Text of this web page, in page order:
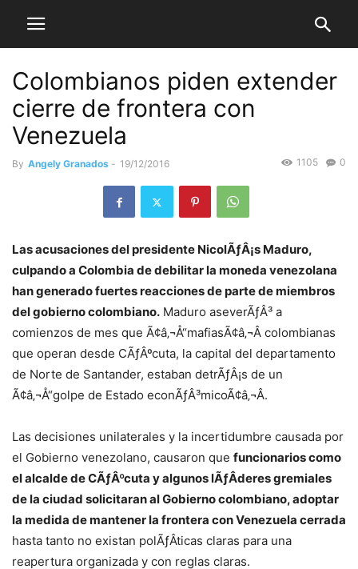
Colombianos piden extender
cierre de frontera con
Venezuela
By Angely Granados - 19/12/2016 0
1105
Las acusaciones del presidente NicolÃƒÂ¡s Maduro,
culpando a Colombia de debilitar la moneda venezolana
han generado fuertes reacciones de parte de miembros
del gobierno colombiano. Maduro aseverÃƒÂ³ a
comienzos de mes que Ã¢â‚¬Å“mafiasÃ¢â‚¬Â colombianas
que operan desde CÃƒÂºcuta, la capital del departamento
de Norte de Santander, estaban detrÃƒÂ¡s de un
Ã¢â‚¬Å“golpe de Estado econÃƒÂ³micoÃ¢â‚¬Â.
Las decisiones unilaterales y la incertidumbre causada por
el Gobierno venezolano, causaron que funcionarios como
el alcalde de CÃƒÂºcuta y algunos lÃƒÂ­deres gremiales
de la ciudad solicitaran al Gobierno colombiano, adoptar
la medida de mantener la frontera con Venezuela cerrada
hasta tanto no existan polÃƒÂ­ticas claras para una
reapertura organizada y con reglas claras.